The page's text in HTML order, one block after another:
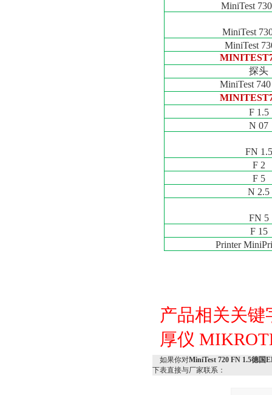
MiniTest
MiniTest
MiniTest
探头
MiniTest
F 1.5
N 07
FN 1.5
F 2
F 5
N 2.5
FN 5
F 15
Printer
产品相关关
厚仪
如果你对MiniTest 720 FN 1.5德国
下表直接与厂家联系：